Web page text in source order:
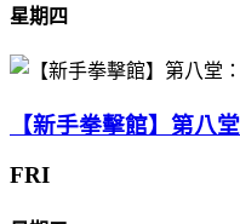
星期四
【新手拳擊館】第八
FRI